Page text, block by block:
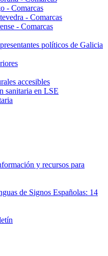
- Comarcas
- Comarcas
- Comarcas
políticos de Galicia
accesibles
sanitaria en LSE
y recursos para
de Signos Españolas: 14